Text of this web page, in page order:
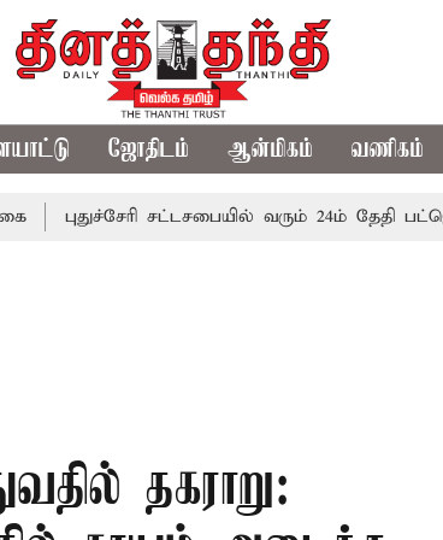
ஜோதிடம் ஆன்மிகம் வணிகம்
சட்டசபையில் வரும் 24ம் தேதி பட்ஜெட்
தகராறு: